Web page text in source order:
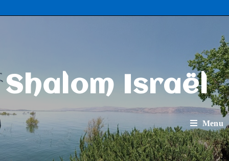
Shalom Israël
Menu